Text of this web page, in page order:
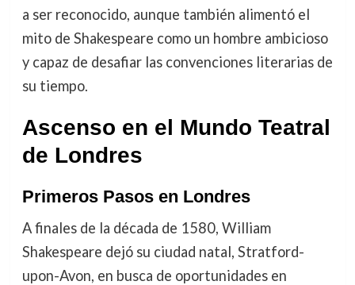
a ser reconocido, aunque también alimentó el
mito de Shakespeare como un hombre ambicioso
y capaz de desafiar las convenciones literarias de
su tiempo.
Ascenso en el Mundo Teatral
de Londres
Primeros Pasos en Londres
A finales de la década de 1580, William
Shakespeare dejó su ciudad natal, Stratford-
upon-Avon, en busca de oportunidades en